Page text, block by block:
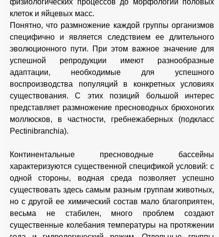
физиологических процессов до морфологии половых
клеток и яйцевых масс.
Понятно, что размножение каждой группы организмов
специфично и является следствием ее длительного
эволюционного пути. При этом важное значение для
успешной репродукции имеют разнообразные
адаптации, необходимые для успешного
воспроизводства популяций в конкретных условиях
существования. С этих позиций большой интерес
представляет размножение пресноводных брюхоногих
моллюсков, в частности, гребнежаберных (подкласс
Pectinibranchia).
Континентальные пресноводные бассейны
характеризуются существенной спецификой условий: с
одной стороны, водная среда позволяет успешно
существовать здесь самым разным группам животных,
но с другой ее химический состав мало благоприятен,
весьма не стабилен, много проблем создают
существенные колебания температуры на протяжении